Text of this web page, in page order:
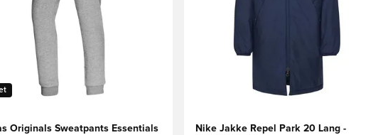
Originals Sweatpants Essentials
Nike Jakke Repel Park 20 Lang -